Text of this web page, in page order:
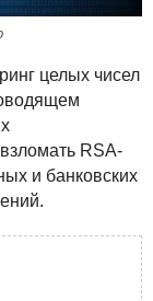
целых чисел
RSA-
и банковских